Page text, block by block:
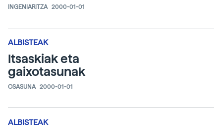
INGENIARITZA 2000-01-01
ALBISTEAK
Itsaskiak eta
gaixotasunak
OSASUNA 2000-01-01
ALBISTEAK